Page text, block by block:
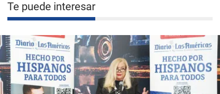
Te puede interesar